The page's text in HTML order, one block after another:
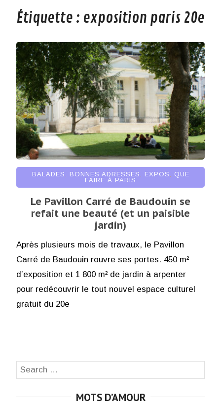
Étiquette : exposition paris 20e
BALADES BONNES ADRESSES EXPOS
QUE
FAIRE À PARIS
Le Pavillon Carré de Baudouin se
refait une beauté (et un paisible
jardin)
Après plusieurs mois de travaux, le Pavillon
Carré de Baudouin rouvre ses portes. 450 m²
d’exposition et 1 800 m² de jardin à arpenter
pour redécouvrir le tout nouvel espace culturel
gratuit du 20e
Search
MOTS D’AMOUR